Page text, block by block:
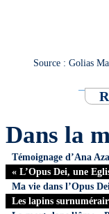
Source : Golias
Dans la
Témoignage d’Ana
« L’Opus Dei, une
Ma vie dans l’Opus
Les lapins